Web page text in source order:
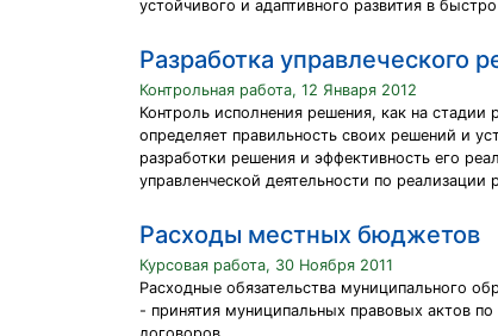
устойчивого и адаптивного развития в
Разработка управлеческого
Контрольная работа, 12 Января 2012
Контроль исполнения решения, как на
определяет правильность своих решений и
разработки решения и эффективность его
управленческой деятельности по реализации
Расходы местных бюджетов
Курсовая работа, 30 Ноября 2011
Расходные обязательства муниципального
- принятия муниципальных правовых актов